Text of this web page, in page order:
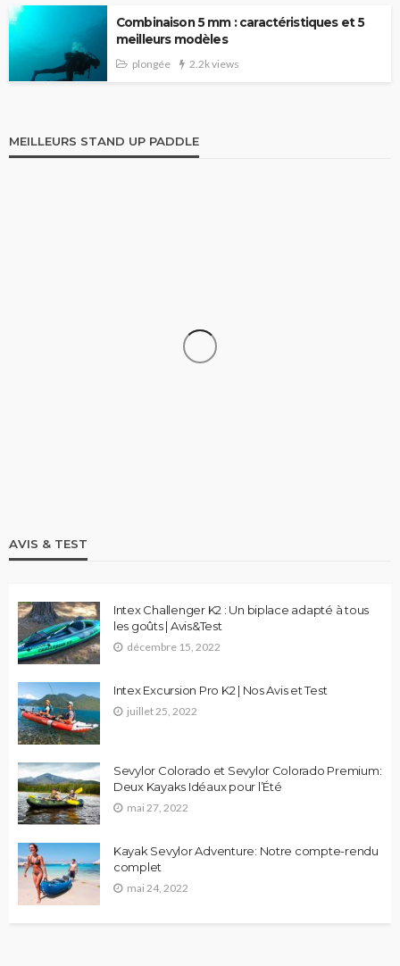
Combinaison 5 mm : caractéristiques et 5
meilleurs modèles
plongée 2.2k views
MEILLEURS STAND UP PADDLE
AVIS & TEST
Intex Challenger K2 : Un biplace adapté à tous
les goûts | Avis&Test
décembre 15, 2022
Intex Excursion Pro K2 | Nos Avis et Test
juillet 25, 2022
Sevylor Colorado et Sevylor Colorado Premium:
Deux Kayaks Idéaux pour l’Été
mai 27, 2022
Kayak Sevylor Adventure: Notre compte-rendu
complet
mai 24, 2022